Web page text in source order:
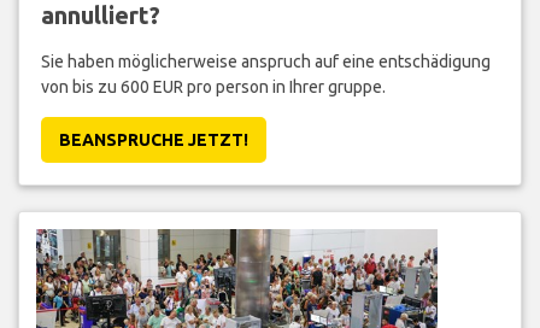
annulliert?
Sie haben möglicherweise anspruch auf eine entschädigung
von bis zu 600 EUR pro person in Ihrer gruppe.
BEANSPRUCHE JETZT!